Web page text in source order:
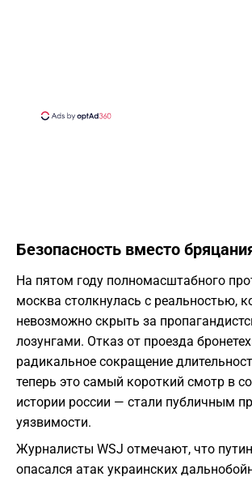
Безопасность вместо
На пятом году полномасштабного
москва столкнулась с реальностью,
невозможно скрыть за
лозунгами. Отказ от проезда
радикальное сокращение
теперь это самый короткий смотр в
истории россии — стали публичным
уязвимости.
Журналисты WSJ отмечают, что
опасался атак украинских